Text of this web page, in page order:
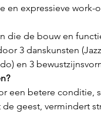
en expressieve
die de bouw en
3 danskunsten
en 3
een betere conditie,
de geest, vermindert